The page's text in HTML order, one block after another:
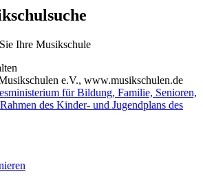
Ihre Musikschule
e.V., www.musikschulen.de